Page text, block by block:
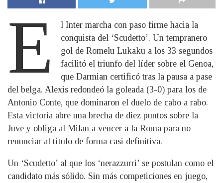
E
l Inter marcha con paso firme hacia la
conquista del ‘Scudetto’. Un tempranero
gol de Romelu Lukaku a los 33 segundos
facilitó el triunfo del líder sobre el Genoa,
que Darmian certificó tras la pausa a pase
del belga. Alexis redondeó la goleada (3-0) para los de
Antonio Conte, que dominaron el duelo de cabo a rabo.
Esta victoria abre una brecha de diez puntos sobre la
Juve y obliga al Milan a vencer a la Roma para no
renunciar al título de forma casi definitiva.
Un ‘Scudetto’ al que los ‘nerazzurri’ se postulan como el
candidato más sólido. Sin más competiciones en juego,